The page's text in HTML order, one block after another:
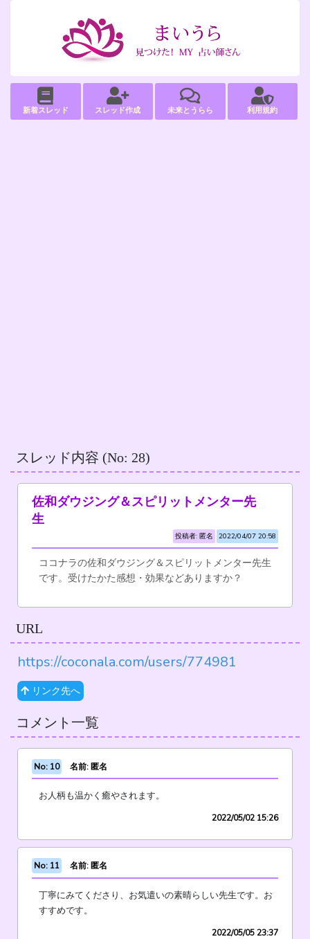
新着スレッド スレッド作成 未来とうらら 利用規約
スレッド内容 (No: 28)
佐和ダウジング＆スピリットメンター先
生
投稿者: 匿名 2022/04/07 20:58
ココナラの佐和ダウジング＆スピリットメンター先生
です。受けたかた感想・効果などありますか？
URL
https://coconala.com/users/774981
リンク先へ
コメント一覧
No: 10 名前: 匿名
お人柄も温かく癒やされます。
2022/05/02 15:26
No: 11 名前: 匿名
丁寧にみてくださり、お気遣いの素晴らしい先生です。お
すすめです。
2022/05/05 23:37